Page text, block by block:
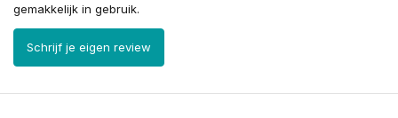
gemakkelijk in gebruik.
Schrijf je eigen review